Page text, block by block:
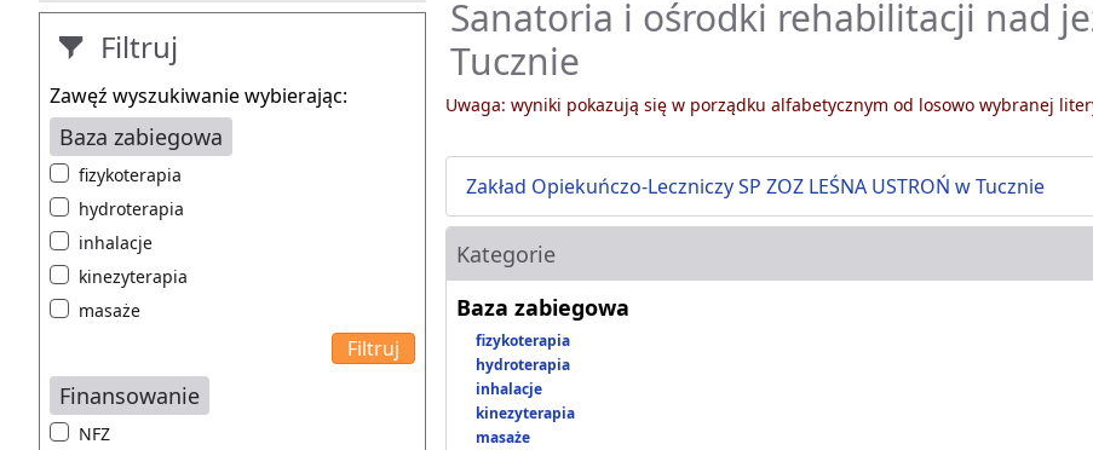
Filtruj
Zawęź wyszukiwanie wybierając:
Baza zabiegowa
fizykoterapia
hydroterapia
inhalacje
kinezyterapia
masaże
Finansowanie
NFZ
Sanatoria i ośrodki rehabilitacji nad
Tucznie
Uwaga: wyniki pokazują się w porządku alfabetycznym od losowo wybranej
Zakład Opiekuńczo-Leczniczy SP ZOZ LEŚNA USTROŃ w Tucznie
Kategorie
Baza zabiegowa
fizykoterapia
hydroterapia
inhalacje
kinezyterapia
masaże